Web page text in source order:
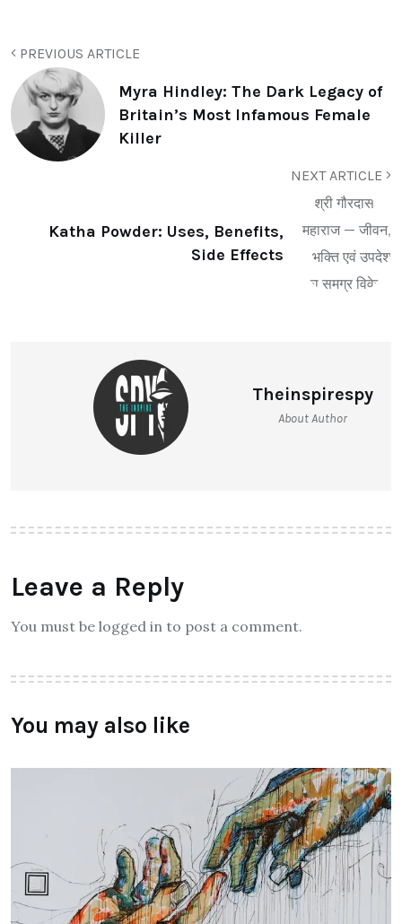
PREVIOUS ARTICLE
Myra Hindley: The Dark Legacy of
Britain’s Most Infamous Female
Killer
NEXT ARTICLE
Katha Powder: Uses, Benefits,
Side Effects
Theinspirespy
About Author
Leave a Reply
You must be logged in to post a comment.
You may also like